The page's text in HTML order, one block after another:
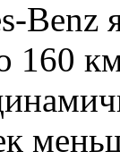
Benz
160